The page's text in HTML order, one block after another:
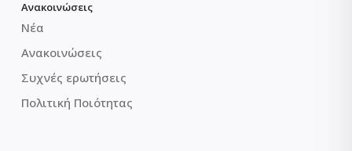
Ανακοινώσεις
Νέα
Ανακοινώσεις
Συχνές ερωτήσεις
Πολιτική Ποιότητας